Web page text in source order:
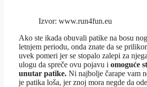
Izvor: www.run4fun.eu
Ako ste ikada obuvali patike na bosu
letnjem periodu, onda znate da se
uvek pomeri jer se stopalo zalepi za
ulogu da spreče ovu pojavu i omoguće
unutar patike. Ni najbolje čarape vam
je patika loša, jer znoj mora negde da